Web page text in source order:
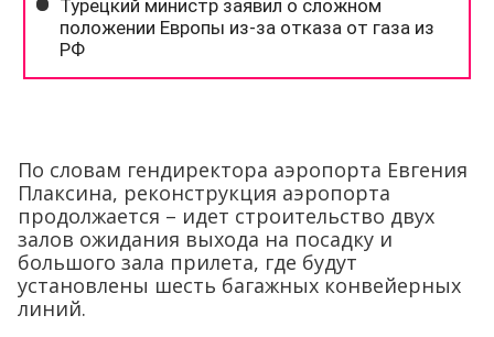
По словам гендиректора аэропорта Евгения
Плаксина, реконструкция аэропорта
продолжается – идет строительство двух
залов ожидания выхода на посадку и
большого зала прилета, где будут
установлены шесть багажных конвейерных
линий.